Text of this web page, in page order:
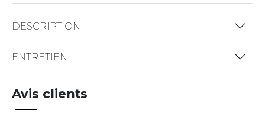
DESCRIPTION
ENTRETIEN
Avis clients